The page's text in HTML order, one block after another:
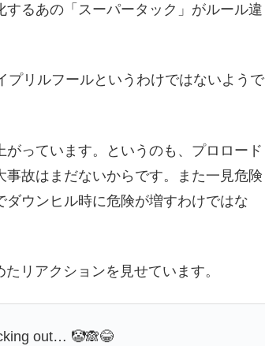
るあの「スーパータック」がルール違
プリルフールというわけではないようで
っています。というのも、プロロード
故はまだないからです。また一見危険
ウンヒル時に危険が増すわけではな
リアクションを見せています。
out… 🤡🙈😂